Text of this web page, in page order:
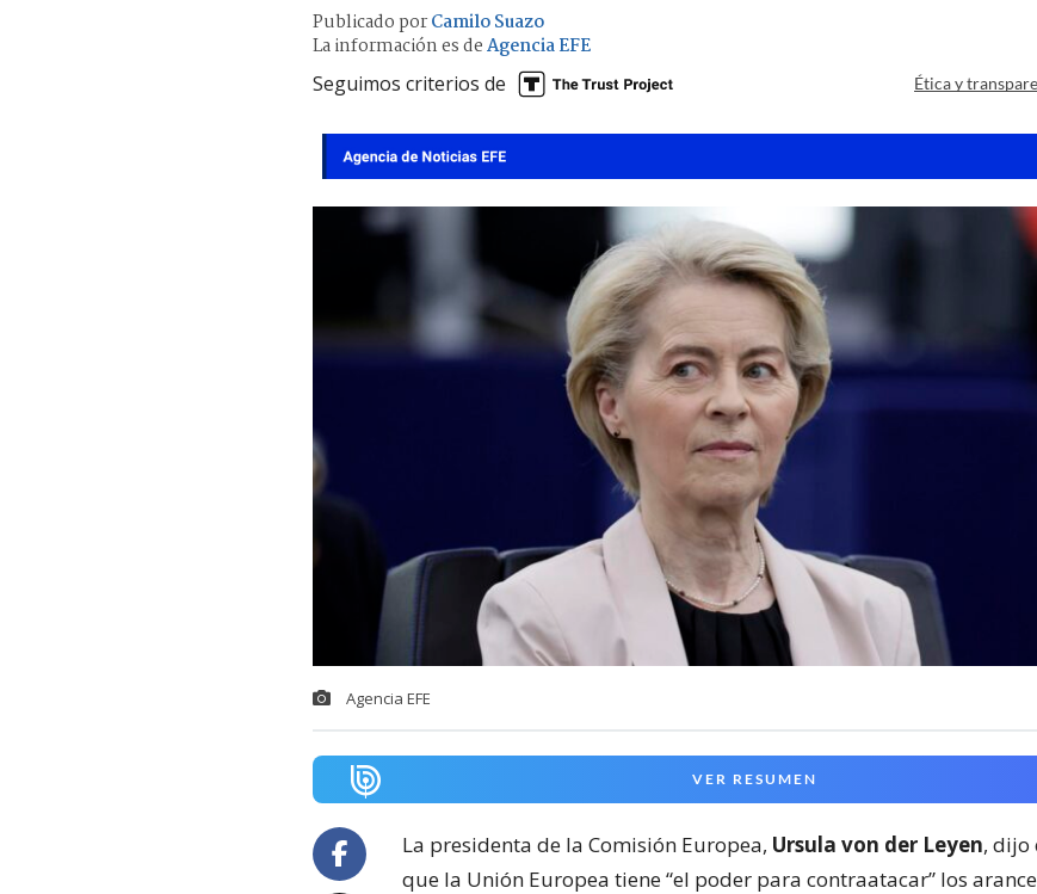
Publicado porCamilo Suazo
La información es deAgencia EFE
Seguimos criterios de Ética y
Agencia EFE
VER RESUMEN
La presidenta de la Comisión Europea, Ursula von der Leyen, dijo
que la Unión Europea tiene “el poder para contraatacar” los